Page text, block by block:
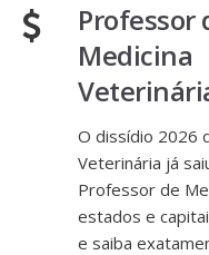
Professor
Medicina
O dissídio 2026
Veterinária já
Professor de
estados e
e saiba